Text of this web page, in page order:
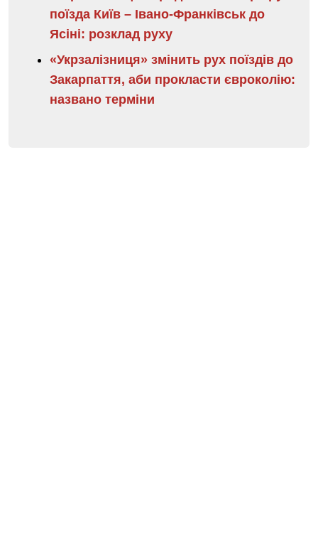
поїзда Київ – Івано-Франківськ до
Ясіні: розклад руху
«Укрзалізниця» змінить рух поїздів до
Закарпаття, аби прокласти євроколію:
названо терміни